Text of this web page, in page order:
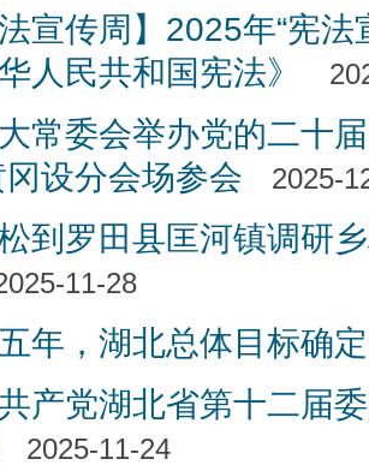
法宣传周】2025年“宪
华人民共和国宪法》
常委会举办党的二十
设分会场参会
2025-
到罗田县匡河镇调研
11-28
年，湖北总体目标确
产党湖北省第十二届
2025-11-24